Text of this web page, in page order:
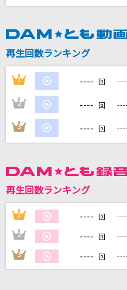
白日
ダーリン
Mrs. GREEN APPLE
DAMの新曲
DAMに会員登
カラオケを
再生回数ランキング
1 ---- 回
2 ---- 回
3 ---- 回
再生回数ランキング
1 ---- 回
2 ---- 回
3 ---- 回